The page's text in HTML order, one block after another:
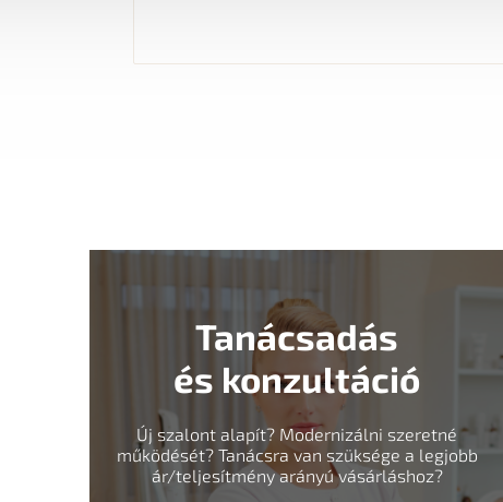
Tanácsadás
és konzultáció
Új szalont alapít? Modernizálni szeretné
működését? Tanácsra van szüksége a legjobb
ár/teljesítmény arányú vásárláshoz?